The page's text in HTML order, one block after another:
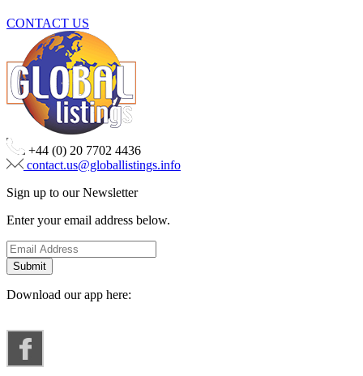
CONTACT US
+44 (0) 20 7702 4436
contact.us@globallistings.info
Sign up to our Newsletter
Enter your email address below.
Download our app here: